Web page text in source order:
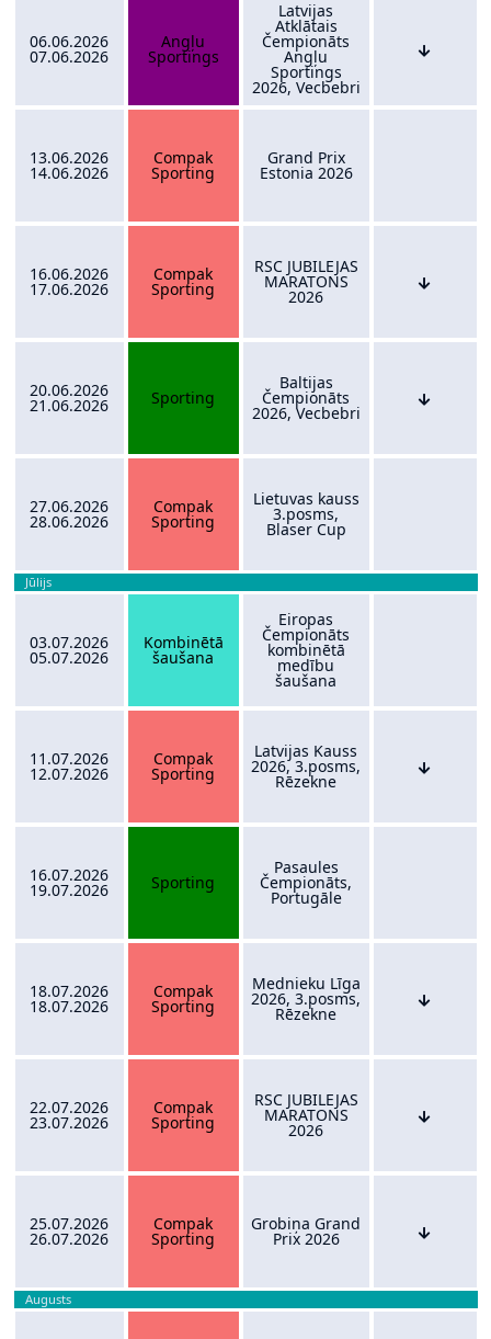
06.06.2026
07.06.2026
Angļu
Sportings
Latvijas
Atklātais
Čempionāts
Angļu
Sportings
2026, Vecbebri
13.06.2026
14.06.2026
Compak
Sporting
Grand Prix
Estonia 2026
16.06.2026
17.06.2026
Compak
Sporting
RSC JUBILEJAS
MARATONS
2026
20.06.2026
21.06.2026 Sporting
Baltijas
Čempionāts
2026, Vecbebri
27.06.2026
28.06.2026
Compak
Sporting
Lietuvas kauss
3.posms,
Blaser Cup
Jūlijs
03.07.2026
05.07.2026
Kombinētā
šaušana
Eiropas
Čempionāts
kombinētā
medību
šaušana
11.07.2026
12.07.2026
Compak
Sporting
Latvijas Kauss
2026, 3.posms,
Rēzekne
16.07.2026
19.07.2026 Sporting
Pasaules
Čempionāts,
Portugāle
18.07.2026
18.07.2026
Compak
Sporting
Mednieku Līga
2026, 3.posms,
Rēzekne
22.07.2026
23.07.2026
Compak
Sporting
RSC JUBILEJAS
MARATONS
2026
25.07.2026
26.07.2026
Compak
Sporting
Grobiņa Grand
Prix 2026
Augusts